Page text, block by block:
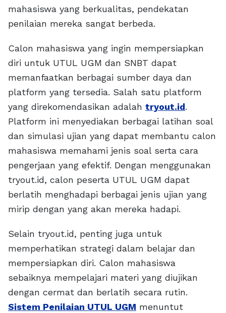
mahasiswa yang berkualitas, pendekatan
penilaian mereka sangat berbeda.
Calon mahasiswa yang ingin mempersiapkan
diri untuk UTUL UGM dan SNBT dapat
memanfaatkan berbagai sumber daya dan
platform yang tersedia. Salah satu platform
yang direkomendasikan adalah tryout.id.
Platform ini menyediakan berbagai latihan soal
dan simulasi ujian yang dapat membantu calon
mahasiswa memahami jenis soal serta cara
pengerjaan yang efektif. Dengan menggunakan
tryout.id, calon peserta UTUL UGM dapat
berlatih menghadapi berbagai jenis ujian yang
mirip dengan yang akan mereka hadapi.
Selain tryout.id, penting juga untuk
memperhatikan strategi dalam belajar dan
mempersiapkan diri. Calon mahasiswa
sebaiknya mempelajari materi yang diujikan
dengan cermat dan berlatih secara rutin.
Sistem Penilaian UTUL UGM menuntut